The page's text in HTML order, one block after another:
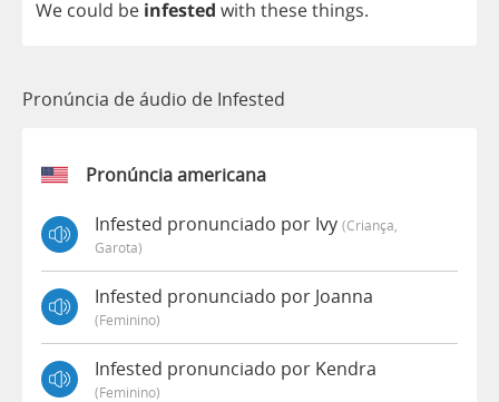
We could be infested with thesethings.
Pronúncia de áudio de Infested
Pronúncia americana
Infested pronunciado por Ivy (criança,
Garota)
Infested pronunciado por Joanna
(feminino)
Infested pronunciado por Kendra
(feminino)